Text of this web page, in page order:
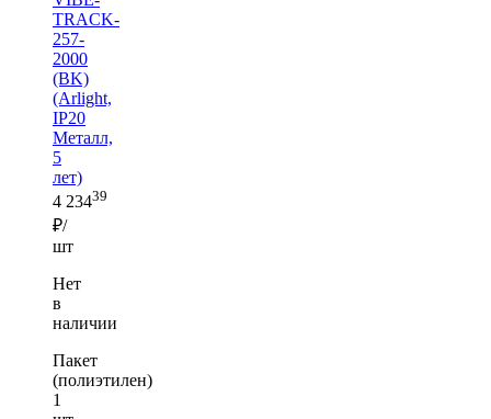
TRACK-
257-
2000
(BK)
(Arlight,
IP20
Металл,
5
лет)
4 23439
₽/
шт
Нет
в
наличии
Пакет
(полиэтилен)
1